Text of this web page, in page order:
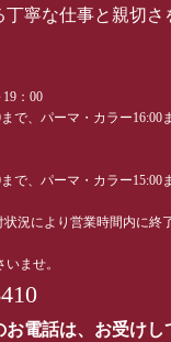
丁寧な仕事と親切さ
：00
で、パーマ・カラー16:00
で、パーマ・カラー15:00
況により営業時間内に終
ませ。
電話は、お受けし